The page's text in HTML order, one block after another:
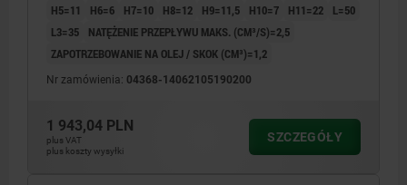
H5=11
H6=6 H7=10 H8=12 H9=11,5 H10=7 H11=22
L=50
L3=35
NATĘŻENIE PRZEPŁYWU MAKS. (CM³/S)=2,5
ZAPOTRZEBOWANIE NA OLEJ / SKOK (CM³)=1,2
Nr zamówienia: 04368-14062105190200
1 943,04 PLN
plus VAT
plus koszty wysyłki
SZCZEGÓŁY